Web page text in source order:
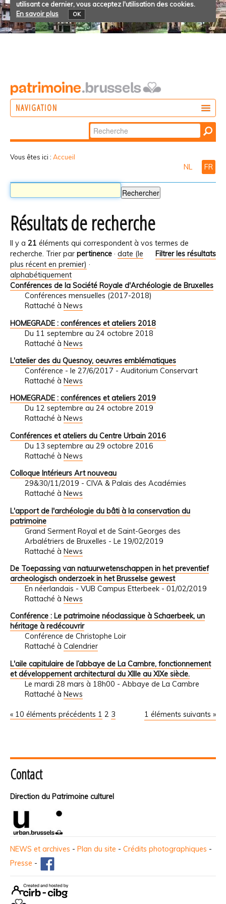
utilisant ce dernier, vous acceptez l'utilisation des cookies.
En savoir plus
OK
NAVIGATION
Chercher par
Recherche
Vous êtes ici : Accueil
NL FR
Résultats de recherche
Il y a 21 éléments qui correspondent à vos termes de
recherche.
Filtrer les résultats
Trier par pertinence · date (le
plus récent en premier) ·
alphabétiquement
Conférences de la Société Royale d'Archéologie de Bruxelles
Conférences mensuelles (2017-2018)
Rattaché à News
HOMEGRADE : conférences et ateliers 2018
Du 11 septembre au 24 octobre 2018
Rattaché à News
L'atelier des du Quesnoy, oeuvres emblématiques
Conférence - le 27/6/2017 - Auditorium Conservart
Rattaché à News
HOMEGRADE : conférences et ateliers 2019
Du 12 septembre au 24 octobre 2019
Rattaché à News
Conférences et ateliers du Centre Urbain 2016
Du 13 septembre au 29 octobre 2016
Rattaché à News
Colloque Intérieurs Art nouveau
29&30/11/2019 - CIVA & Palais des Académies
Rattaché à News
L'apport de l'archéologie du bâti à la conservation du
patrimoine
Grand Serment Royal et de Saint-Georges des
Arbalétriers de Bruxelles - Le 19/02/2019
Rattaché à News
De Toepassing van natuurwetenschappen in het preventief
archeologisch onderzoek in het Brusselse gewest
En néerlandais - VUB Campus Etterbeek - 01/02/2019
Rattaché à News
Conférence : Le patrimoine néoclassique à Schaerbeek, un
héritage à redécouvrir
Conférence de Christophe Loir
Rattaché à Calendrier
L'aile capitulaire de l’abbaye de La Cambre, fonctionnement
et développement architectural du XIIIe au XIXe siècle.
Le mardi 28 mars à 18h00 - Abbaye de La Cambre
Rattaché à News
« 10 éléments précédents 1 éléments suivants »
1 2 3
Contact
Direction du Patrimoine culturel
NEWS et archives - Plan du site - Crédits photographiques -
Presse -